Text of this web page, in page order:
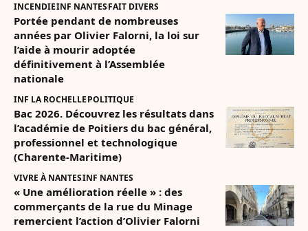
INCENDIEINF NANTESFAIT DIVERS
Portée pendant de nombreuses
années par Olivier Falorni, la loi sur
l’aide à mourir adoptée
définitivement à l’Assemblée
nationale
INF LA ROCHELLEPOLITIQUE
Bac 2026. Découvrez les résultats dans
l’académie de Poitiers du bac général,
professionnel et technologique
(Charente-Maritime)
VIVRE À NANTESINF NANTES
« Une amélioration réelle » : des
commerçants de la rue du Minage
remercient l’action d’Olivier Falorni